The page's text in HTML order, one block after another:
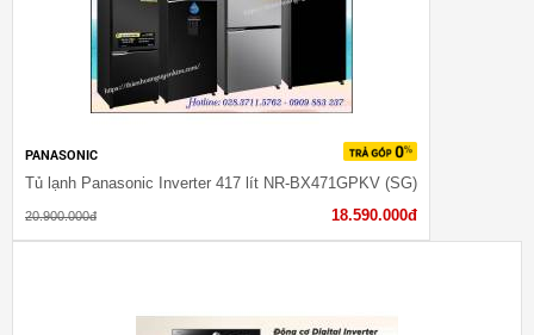
PANASONIC
Tủ lạnh Panasonic Inverter 417 lít NR-BX471GPKV (SG)
20.900.000đ 18.590.000đ